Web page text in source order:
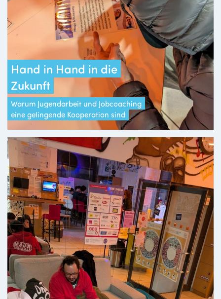
Hand in Hand in die
Zukunft
Warum Jugendarbeit und Jobcoaching
eine gelingende Kooperation sind